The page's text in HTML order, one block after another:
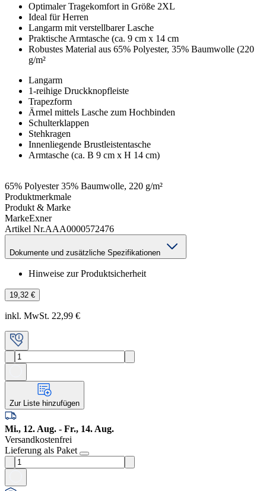
Optimaler Tragekomfort in Größe 2XL
Ideal für Herren
Langarm mit verstellbarer Lasche
Praktische Armtasche (ca. 9 cm x 14 cm
Robustes Material aus 65% Polyester, 35% Baumwolle (220
g/m²
Langarm
1-reihige Druckknopfleiste
Trapezform
Ärmel mittels Lasche zum Hochbinden
Schulterklappen
Stehkragen
Innenliegende Brustleistentasche
Armtasche (ca. B 9 cm x H 14 cm)
65% Polyester 35% Baumwolle, 220 g/m²
Produktmerkmale
Produkt & Marke
MarkeExner
Artikel Nr.AAA0000572476
Dokumente und zusätzliche Spezifikationen
Hinweise zur Produktsicherheit
19,32 €
inkl. MwSt. 22,99 €
Zur Liste hinzufügen
Mi., 12. Aug. - Fr., 14. Aug.
Versandkostenfrei
Lieferung als Paket